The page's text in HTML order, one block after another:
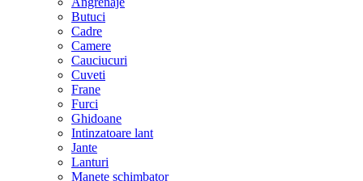
Butuci
Cadre
Camere
Cauciucuri
Cuveti
Frane
Furci
Ghidoane
Intinzatoare lant
Jante
Lanturi
Manete schimbator